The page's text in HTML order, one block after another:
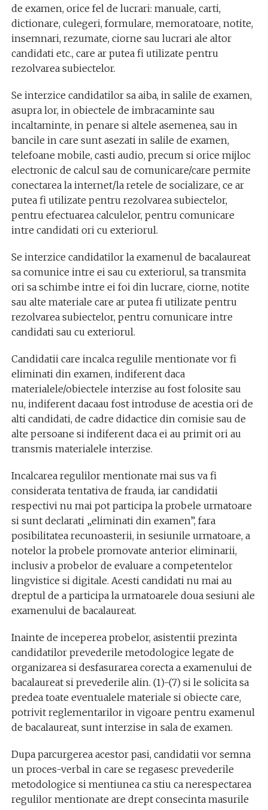
de examen, orice fel de lucrari: manuale, carti,
dictionare, culegeri, formulare, memoratoare, notite,
insemnari, rezumate, ciorne sau lucrari ale altor
candidati etc., care ar putea fi utilizate pentru
rezolvarea subiectelor.
Se interzice candidatilor sa aiba, in salile de examen,
asupra lor, in obiectele de imbracaminte sau
incaltaminte, in penare si altele asemenea, sau in
bancile in care sunt asezati in salile de examen,
telefoane mobile, casti audio, precum si orice mijloc
electronic de calcul sau de comunicare/care permite
conectarea la internet/la retele de socializare, ce ar
putea fi utilizate pentru rezolvarea subiectelor,
pentru efectuarea calculelor, pentru comunicare
intre candidati ori cu exteriorul.
Se interzice candidatilor la examenul de bacalaureat
sa comunice intre ei sau cu exteriorul, sa transmita
ori sa schimbe intre ei foi din lucrare, ciorne, notite
sau alte materiale care ar putea fi utilizate pentru
rezolvarea subiectelor, pentru comunicare intre
candidati sau cu exteriorul.
Candidatii care incalca regulile mentionate vor fi
eliminati din examen, indiferent daca
materialele/obiectele interzise au fost folosite sau
nu, indiferent dacaau fost introduse de acestia ori de
alti candidati, de cadre didactice din comisie sau de
alte persoane si indiferent daca ei au primit ori au
transmis materialele interzise.
Incalcarea regulilor mentionate mai sus va fi
considerata tentativa de frauda, iar candidatii
respectivi nu mai pot participa la probele urmatoare
si sunt declarati „eliminati din examen”, fara
posibilitatea recunoasterii, in sesiunile urmatoare, a
notelor la probele promovate anterior eliminarii,
inclusiv a probelor de evaluare a competentelor
lingvistice si digitale. Acesti candidati nu mai au
dreptul de a participa la urmatoarele doua sesiuni ale
examenului de bacalaureat.
Inainte de inceperea probelor, asistentii prezinta
candidatilor prevederile metodologice legate de
organizarea si desfasurarea corecta a examenului de
bacalaureat si prevederile alin. (1)-(7) si le solicita sa
predea toate eventualele materiale si obiecte care,
potrivit reglementarilor in vigoare pentru examenul
de bacalaureat, sunt interzise in sala de examen.
Dupa parcurgerea acestor pasi, candidatii vor semna
un proces-verbal in care se regasesc prevederile
metodologice si mentiunea ca stiu ca nerespectarea
regulilor mentionate are drept consecinta masurile